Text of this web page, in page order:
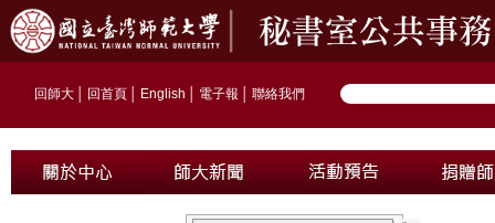
回師大 回首頁 English 電子報 聯絡我們